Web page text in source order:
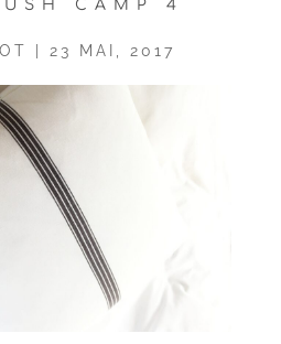
CAMP 4
23 MAI, 2017